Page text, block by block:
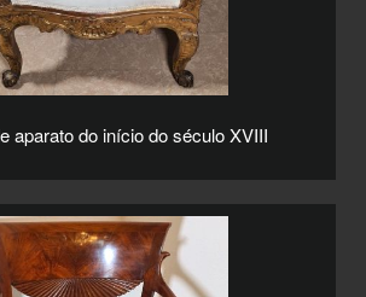
aparato do início do século XVIII